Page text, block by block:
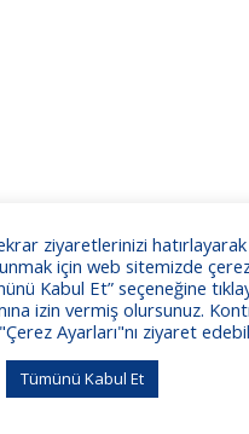
ziyaretlerinizi hatırlayarak
için web sitemizde
Kabul Et” seçeneğine
izin vermiş olursunuz.
Ayarları"nı ziyaret
Tümünü Kabul Et